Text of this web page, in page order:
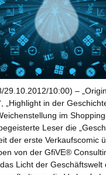
29.10.2012/10:00) –
„Highlight in der
im
Leser die
der erste Verkaufscomic
von der GfiVE®
Licht der Geschäftswelt